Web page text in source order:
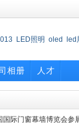
LED照明 oled led
相册 人才
际门窗幕墙博览会参